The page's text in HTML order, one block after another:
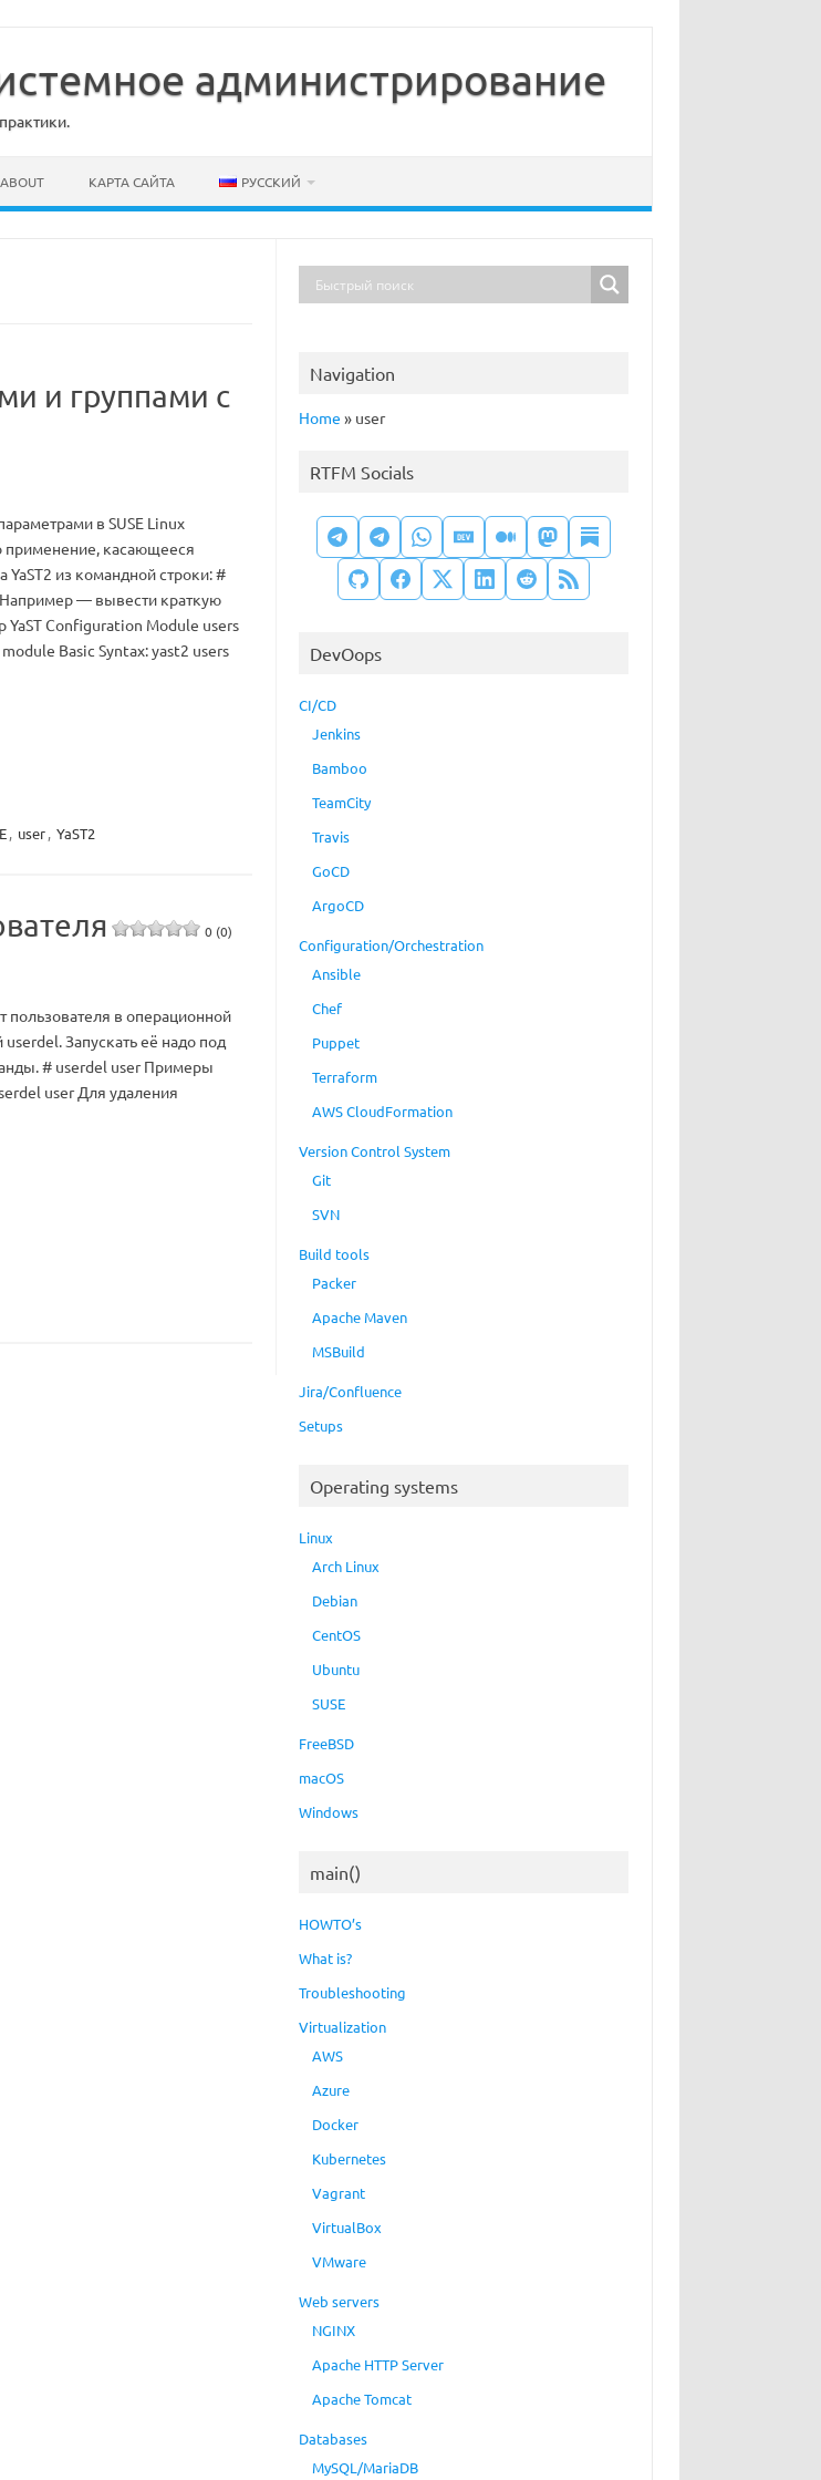
администрирование
ABOUT КАРТА САЙТА РУССКИЙ
и группами с
в SUSE Linux
применение, касающееся
из командной строки: #
— вывести краткую
YaST Configuration Module users
Basic Syntax: yast2 users
, user, YaST2
0 (0)
пользователя в операционной
Запускать её надо под
# userdel user Примеры
user Для удаления
Navigation
Home » user
RTFM Socials
DevOops
CI/CD
Jenkins
Bamboo
TeamCity
Travis
GoCD
ArgoCD
Configuration/Orchestration
Ansible
Chef
Puppet
Terraform
AWS CloudFormation
Version Control System
Git
SVN
Build tools
Packer
Apache Maven
MSBuild
Jira/Confluence
Setups
Operating systems
Linux
Arch Linux
Debian
CentOS
Ubuntu
SUSE
FreeBSD
macOS
Windows
main()
HOWTO’s
What is?
Troubleshooting
Virtualization
AWS
Azure
Docker
Kubernetes
Vagrant
VirtualBox
VMware
Web servers
NGINX
Apache HTTP Server
Apache Tomcat
Databases
MySQL/MariaDB